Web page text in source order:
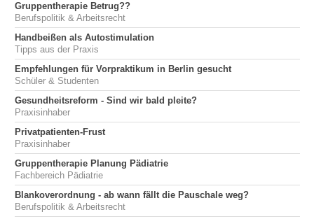
Gruppentherapie Betrug??
Berufspolitik & Arbeitsrecht
Handbeißen als Autostimulation
Tipps aus der Praxis
Empfehlungen für Vorpraktikum in Berlin gesucht
Schüler & Studenten
Gesundheitsreform - Sind wir bald pleite?
Praxisinhaber
Privatpatienten-Frust
Praxisinhaber
Gruppentherapie Planung Pädiatrie
Fachbereich Pädiatrie
Blankoverordnung - ab wann fällt die Pauschale weg?
Berufspolitik & Arbeitsrecht